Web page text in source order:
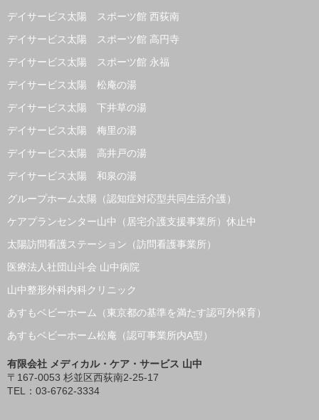
デイサービス太陽 スポーツ館 西荻南
デイサービス太陽 スポーツ館 高円寺
デイサービス太陽 スポーツ館 永福
デイサービス太陽 松庵の湯
デイサービス太陽 下井草の湯
デイサービス太陽 梅里の湯
デイサービス太陽 高井戸の湯
デイサービス太陽 和泉の湯
グループホーム太陽（認知症対応型共同生活介護）
ケアプランセンター山中（居宅介護支援事業所）休止中
太陽訪問看護ステーション（訪問看護事業所）
医療法人社団山斗会 山中病院
山中整形外科内科クリニック
あすもベビーホーム（東京都の基準を満たす認可外保育）
あすもベビーホーム松庵（認可事業所内A型）
有限会社 メディカル・ケア・サービス 山中
〒167-0053 杉並区西荻南2-25-17
TEL：03-6762-3334